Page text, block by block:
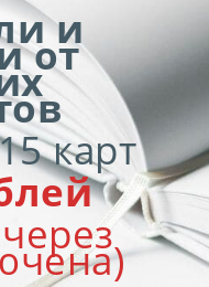
и
от
карт